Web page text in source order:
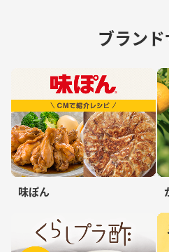
ブランド
味ぽん